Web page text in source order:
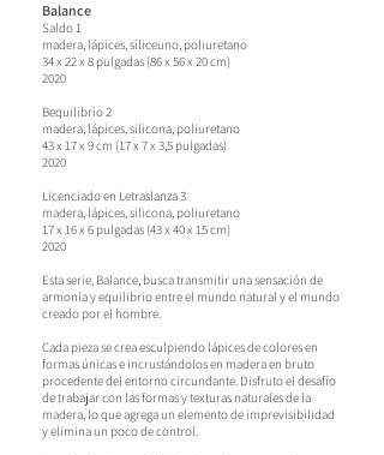
Balance
Saldo 1
madera, lápices, síliceuno, poliuretano
34 x 22 x 8 pulgadas (86 x 56 x 20 cm)
2020
Bequilibrio 2
madera, lápices, silicona, poliuretano
43 x 17 x 9 cm (17 x 7 x 3,5 pulgadas)
2020
Licenciado en Letraslanza 3
madera, lápices, silicona, poliuretano
17 x 16 x 6 pulgadas (43 x 40 x 15 cm)
2020
Esta serie, Balance, busca transmitir una sensación de
armonía y equilibrio entre el mundo natural y el mundo
creado por el hombre.
Cada pieza se crea esculpiendo lápices de colores en
formas únicas e incrustándolos en madera en bruto
procedente del entorno circundante. Disfruto el desafío
de trabajar con las formas y texturas naturales de la
madera, lo que agrega un elemento de imprevisibilidad
y elimina un poco de control.